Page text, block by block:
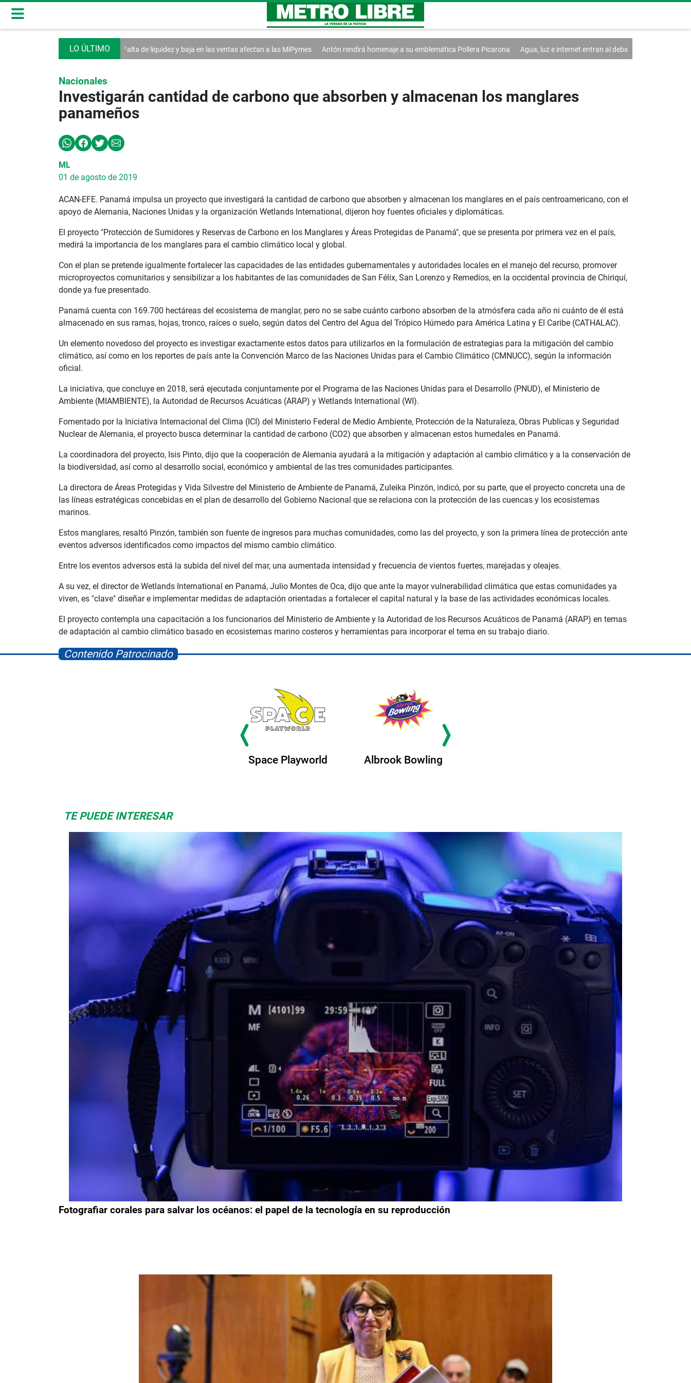
Falta de liquidez y baja en las ventas afectan a las MiPymes Antón rendirá homenaje a su emblemática Pollera Picarona Agua, luz e internet entran al debate de la Asamblea Falta de liquidez y
Nacionales
Investigarán cantidad de carbono que absorben y almacenan los manglares
panameños
ML
01 de agosto de 2019
ACAN-EFE. Panamá impulsa un proyecto que investigará la cantidad de carbono que absorben y almacenan los manglares en el país centroamericano, con el
apoyo de Alemania, Naciones Unidas y la organización Wetlands International, dijeron hoy fuentes oficiales y diplomáticas.
El proyecto "Protección de Sumidores y Reservas de Carbono en los Manglares y Áreas Protegidas de Panamá", que se presenta por primera vez en el país,
medirá la importancia de los manglares para el cambio climático local y global.
Con el plan se pretende igualmente fortalecer las capacidades de las entidades gubernamentales y autoridades locales en el manejo del recurso, promover
microproyectos comunitarios y sensibilizar a los habitantes de las comunidades de San Félix, San Lorenzo y Remedios, en la occidental provincia de Chiriquí,
donde ya fue presentado.
Panamá cuenta con 169.700 hectáreas del ecosistema de manglar, pero no se sabe cuánto carbono absorben de la atmósfera cada año ni cuánto de él está
almacenado en sus ramas, hojas, tronco, raíces o suelo, según datos del Centro del Agua del Trópico Húmedo para América Latina y El Caribe (CATHALAC).
Un elemento novedoso del proyecto es investigar exactamente estos datos para utilizarlos en la formulación de estrategias para la mitigación del cambio
climático, así como en los reportes de país ante la Convención Marco de las Naciones Unidas para el Cambio Climático (CMNUCC), según la información
oficial.
La iniciativa, que concluye en 2018, será ejecutada conjuntamente por el Programa de las Naciones Unidas para el Desarrollo (PNUD), el Ministerio de
Ambiente (MIAMBIENTE), la Autoridad de Recursos Acuáticas (ARAP) y Wetlands International (WI).
Fomentado por la Iniciativa Internacional del Clima (ICI) del Ministerio Federal de Medio Ambiente, Protección de la Naturaleza, Obras Publicas y Seguridad
Nuclear de Alemania, el proyecto busca determinar la cantidad de carbono (CO2) que absorben y almacenan estos humedales en Panamá.
La coordinadora del proyecto, Isis Pinto, dijo que la cooperación de Alemania ayudará a la mitigación y adaptación al cambio climático y a la conservación de
la biodiversidad, así como al desarrollo social, económico y ambiental de las tres comunidades participantes.
La directora de Áreas Protegidas y Vida Silvestre del Ministerio de Ambiente de Panamá, Zuleika Pinzón, indicó, por su parte, que el proyecto concreta una de
las líneas estratégicas concebidas en el plan de desarrollo del Gobierno Nacional que se relaciona con la protección de las cuencas y los ecosistemas
marinos.
Estos manglares, resaltó Pinzón, también son fuente de ingresos para muchas comunidades, como las del proyecto, y son la primera línea de protección ante
eventos adversos identificados como impactos del mismo cambio climático.
Entre los eventos adversos está la subida del nivel del mar, una aumentada intensidad y frecuencia de vientos fuertes, marejadas y oleajes.
A su vez, el director de Wetlands International en Panamá, Julio Montes de Oca, dijo que ante la mayor vulnerabilidad climática que estas comunidades ya
viven, es "clave" diseñar e implementar medidas de adaptación orientadas a fortalecer el capital natural y la base de las actividades económicas locales.
El proyecto contempla una capacitación a los funcionarios del Ministerio de Ambiente y la Autoridad de los Recursos Acuáticos de Panamá (ARAP) en temas
de adaptación al cambio climático basado en ecosistemas marino costeros y herramientas para incorporar el tema en su trabajo diario.
Contenido Patrocinado
Space Playworld Albrook Bowling
TE PUEDE INTERESAR
Fotografiar corales para salvar los océanos: el papel de la tecnología en su reproducción